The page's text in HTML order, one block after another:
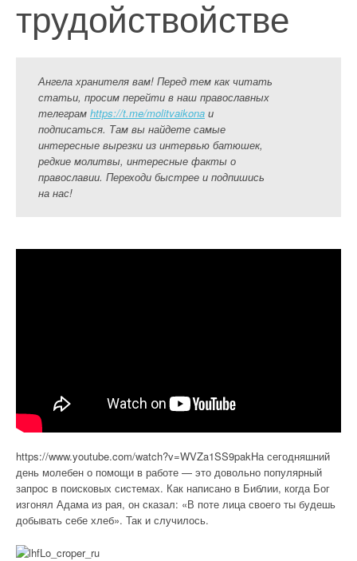
трудойствойстве
Ангела хранителя вам! Перед тем как читать
статьи, просим перейти в наш православных
телеграм https://t.me/molitvaikona и
подписаться. Там вы найдете самые
интересные вырезки из интервью батюшек,
редкие молитвы, интересные факты о
православии. Переходи быстрее и подпишись
на нас!
https://www.youtube.com/watch?v=WVZa1SS9pakНа сегодняшний
день молебен о помощи в работе — это довольно популярный
запрос в поисковых системах. Как написано в Библии, когда Бог
изгонял Адама из рая, он сказал: «В поте лица своего ты будешь
добывать себе хлеб». Так и случилось.